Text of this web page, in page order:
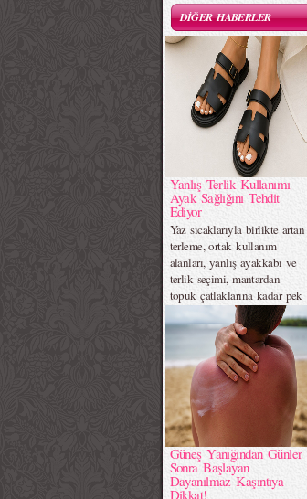
DİĞER HABERLER
Yanlış Terlik Kullanımı
Ayak Sağlığını Tehdit
Ediyor
Yaz sıcaklarıyla birlikte artan
terleme, ortak kullanım
alanları, yanlış ayakkabı ve
terlik seçimi, mantardan
topuk çatlaklarına kadar pek
çok ayak sorununa zemin
hazırlıyor.
Güneş Yanığından Günler
Sonra Başlayan
Dayanılmaz Kaşıntıya
Dikkat!